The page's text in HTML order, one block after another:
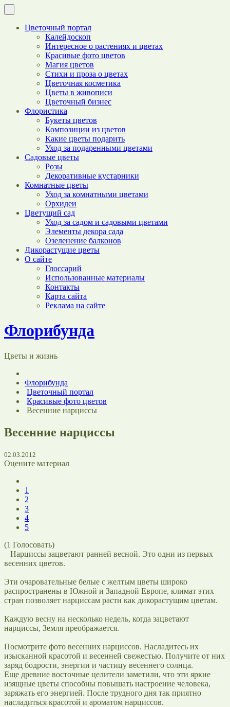
Цветочный портал
Калейдоскоп
Интересное о растениях и цветах
Красивые фото цветов
Магия цветов
Стихи и проза о цветах
Цветочная косметика
Цветы в живописи
Цветочный бизнес
Флористика
Букеты цветов
Композиции из цветов
Какие цветы подарить
Уход за подаренными цветами
Садовые цветы
Розы
Декоративные кустарники
Комнатные цветы
Уход за комнатными цветами
Орхидеи
Цветущий сад
Уход за садом и садовыми цветами
Элементы декора сада
Озеленение балконов
Дикорастущие цветы
О сайте
Глоссарий
Использованные материалы
Контакты
Карта сайта
Реклама на сайте
Флорибунда
Цветы и жизнь
Флорибунда
Цветочный портал
Красивые фото цветов
Весенние нарциссы
Весенние нарциссы
02.03.2012
Оцените материал
1
2
3
4
5
(1 Голосовать)
Нарциссы зацветают ранней весной. Это одни из первых
весенних цветов.
Эти очаровательные белые с желтым цветы широко
распространены в Южной и Западной Европе, климат этих
стран позволяет нарциссам расти как дикорастущим цветам.
Каждую весну на несколько недель, когда зацветают
нарциссы, Земля преображается.
Посмотрите фото весенних нарциссов. Насладитесь их
изысканной красотой и весенней свежестью. Получите от них
заряд бодрости, энергии и частицу весеннего солнца.
Еще древние восточные целители заметили, что эти яркие
изящные цветы способны повышать настроение человека,
заряжать его энергией. После трудного дня так приятно
насладиться красотой и ароматом нарциссов.